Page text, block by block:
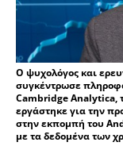
Ο ψυχολόγος και
συγκέντρωσε
Cambridge Analytica,
εργάστηκε για την
στην εκπομπή του
με τα δεδομένα των